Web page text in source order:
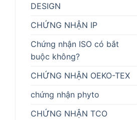
DESIGN
CHỨNG NHẬN IP
Chứng nhận ISO có bắt
buộc không?
CHỨNG NHẬN OEKO-TEX
chứng nhận phyto
CHỨNG NHẬN TCO